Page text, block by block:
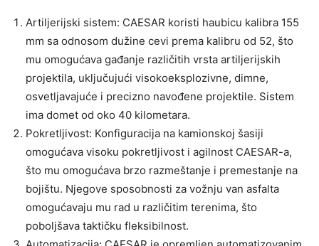
Artiljerijski sistem: CAESAR koristi haubicu kalibra 155
mm sa odnosom dužine cevi prema kalibru od 52, što
mu omogućava gađanje različitih vrsta artiljerijskih
projektila, uključujući visokoeksplozivne, dimne,
osvetljavajuće i precizno navođene projektile. Sistem
ima domet od oko 40 kilometara.
Pokretljivost: Konfiguracija na kamionskoj šasiji
omogućava visoku pokretljivost i agilnost CAESAR-a,
što mu omogućava brzo razmeštanje i premestanje na
bojištu. Njegove sposobnosti za vožnju van asfalta
omogućavaju mu rad u različitim terenima, što
poboljšava taktičku fleksibilnost.